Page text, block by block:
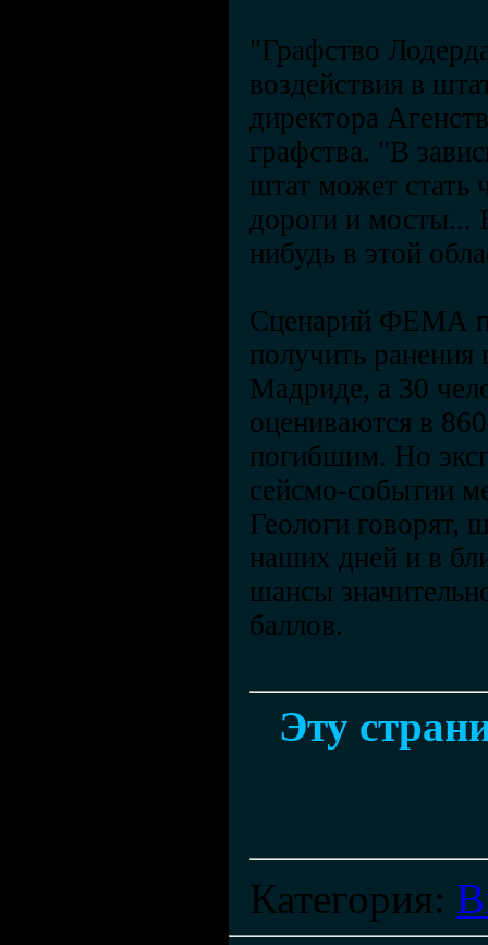
"Графство
воздействия в
директора
графства. "В
штат может стать
дороги и мосты...
нибудь в этой
Сценарий ФЕМА
получить ранения
Мадриде, а 30
оцениваются в
погибшим. Но
сейсмо-событии
Геологи говорят,
наших дней и в
шансы
баллов.
Эту
Категория: